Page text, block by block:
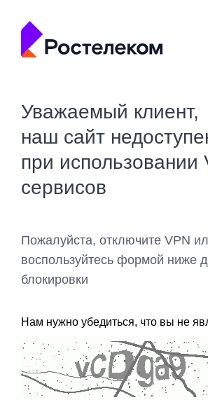
Уважаемый клиент,
наш сайт
при использовании
сервисов
Пожалуйста, отключите VPN
воспользуйтесь формой ниже
блокировки
Нам нужно убедиться, что вы не